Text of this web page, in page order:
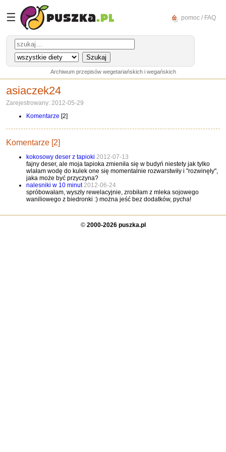
☰ pomoc / FAQ
Archiwum przepisów wegetariańskich i wegańskich
asiaczek24
Zarejestrowany: 2012-05-29
Komentarze [2]
Komentarze [2]
kokosowy deser z tapioki 2012-07-13
fajny deser, ale moja tapioka zmieniła się w budyń niestety jak tylko
wlałam wodę do kulek one się momentalnie rozwarstwiły i "rozwinęły",
jaka może być przyczyna?
nalesniki w 10 minut 2012-06-24
spróbowałam, wyszły rewelacyjnie, zrobiłam z mleka sojowego
waniliowego z biedronki :) można jeść bez dodatków, pycha!
© 2000-2026 puszka.pl